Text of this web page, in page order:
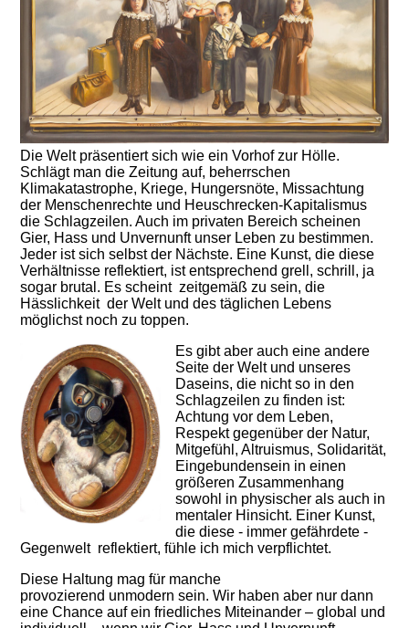
Die Welt präsentiert sich wie ein Vorhof zur Hölle.
Schlägt man die Zeitung auf, beherrschen
Klimakatastrophe, Kriege, Hungersnöte, Missachtung
der Menschenrechte und Heuschrecken-Kapitalismus
die Schlagzeilen. Auch im privaten Bereich scheinen
Gier, Hass und Unvernunft unser Leben zu bestimmen.
Jeder ist sich selbst der Nächste. Eine Kunst, die diese
Verhältnisse reflektiert, ist entsprechend grell, schrill, ja
sogar brutal. Es scheint zeitgemäß zu sein, die
Hässlichkeit der Welt und des täglichen Lebens
möglichst noch zu toppen.
Es gibt aber auch eine andere
Seite der Welt und unseres
Daseins, die nicht so in den
Schlagzeilen zu finden ist:
Achtung vor dem Leben,
Respekt gegenüber der Natur,
Mitgefühl, Altruismus, Solidarität,
Eingebundensein in einen
größeren Zusammenhang
sowohl in physischer als auch in
mentaler Hinsicht. Einer Kunst,
die diese - immer gefährdete -
Gegenwelt reflektiert, fühle ich mich verpflichtet.
Diese Haltung mag für manche
provozierend unmodern sein. Wir haben aber nur dann
eine Chance auf ein friedliches Miteinander – global und